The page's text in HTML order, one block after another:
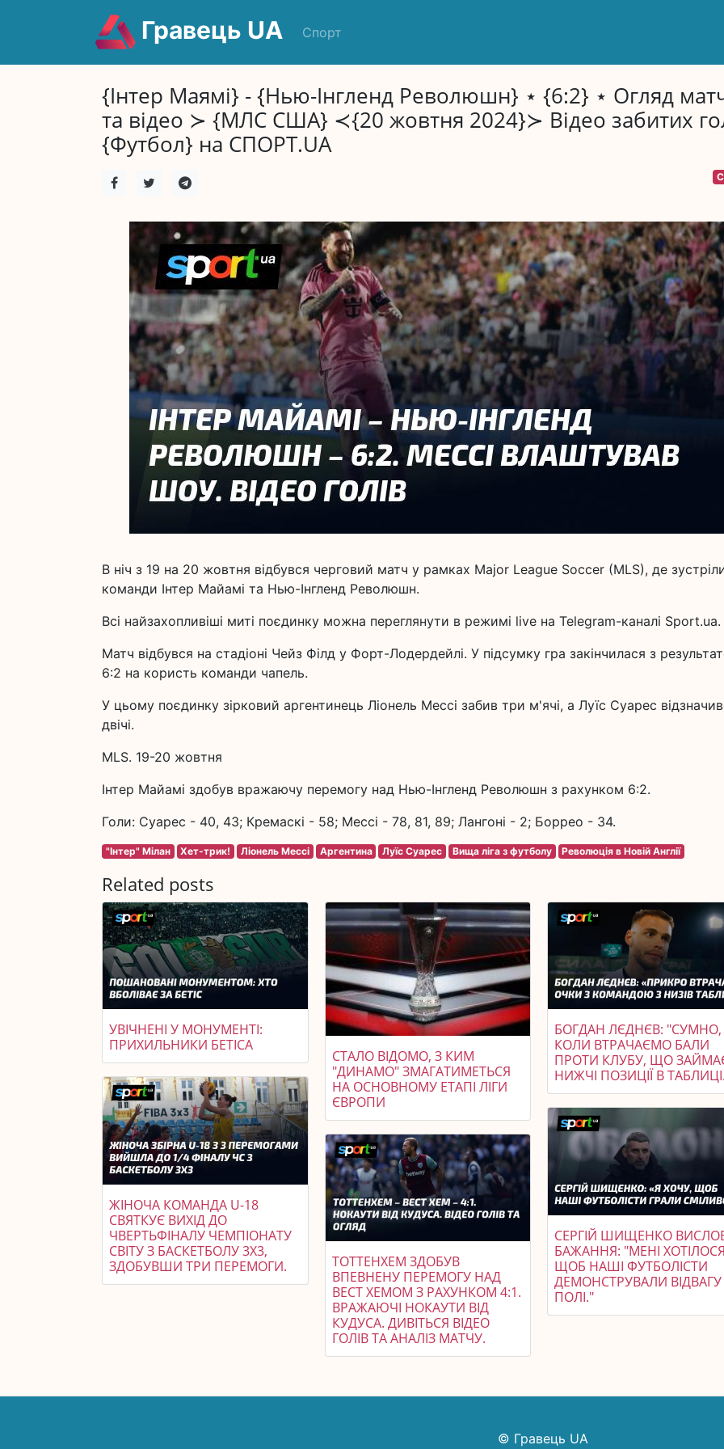
Гравець UA Спорт
{Інтер Маямі} - {Нью-Інгленд Революшн} ⋆ {6:2} ⋆ Огляд
та відео ≻ {МЛС США} ≺{20 жовтня 2024}≻ Відео забитих
{Футбол} на СПОРТ.UA
В ніч з 19 на 20 жовтня відбувся черговий матч у рамках Major League Soccer (MLS), де
команди Інтер Майамі та Нью-Інгленд Революшн.
Всі найзахопливіші миті поєдинку можна переглянути в режимі live на Telegram-каналі Sport.ua.
Матч відбувся на стадіоні Чейз Філд у Форт-Лодердейлі. У підсумку гра закінчилася з
6:2 на користь команди чапель.
У цьому поєдинку зірковий аргентинець Ліонель Мессі забив три м'ячі, а Луїс Суарес
двічі.
MLS. 19-20 жовтня
Інтер Майамі здобув вражаючу перемогу над Нью-Інгленд Революшн з рахунком 6:2.
Голи: Суарес - 40, 43; Кремаскі - 58; Мессі - 78, 81, 89; Лангоні - 2; Боррео - 34.
"Інтер" Мілан Хет-трик! Ліонель Мессі Аргентина Луїс Суарес Вища ліга з футболу Революція в Новій Англії
Related posts
УВІЧНЕНІ У МОНУМЕНТІ:
ПРИХИЛЬНИКИ БЕТІСА
ЖІНОЧА КОМАНДА U-18
СВЯТКУЄ ВИХІД ДО
ЧВЕРТЬФІНАЛУ ЧЕМПІОНАТУ
СВІТУ З БАСКЕТБОЛУ 3X3,
ЗДОБУВШИ ТРИ ПЕРЕМОГИ.
СТАЛО ВІДОМО, З КИМ
"ДИНАМО" ЗМАГАТИМЕТЬСЯ
НА ОСНОВНОМУ ЕТАПІ ЛІГИ
ЄВРОПИ
ТОТТЕНХЕМ ЗДОБУВ
ВПЕВНЕНУ ПЕРЕМОГУ НАД
ВЕСТ ХЕМОМ З РАХУНКОМ 4:1.
ВРАЖАЮЧІ НОКАУТИ ВІД
КУДУСА. ДИВІТЬСЯ ВІДЕО
ГОЛІВ ТА АНАЛІЗ МАТЧУ.
БОГДАН ЛЄДНЄВ: "СУМНО,
КОЛИ ВТРАЧАЄМО БАЛИ
ПРОТИ КЛУБУ, ЩО
НИЖЧІ ПОЗИЦІЇ В
СЕРГІЙ ШИЩЕНКО
БАЖАННЯ: "МЕНІ
ЩОБ НАШІ ФУТБОЛІСТИ
ДЕМОНСТРУВАЛИ
ПОЛІ."
© Гравець UA